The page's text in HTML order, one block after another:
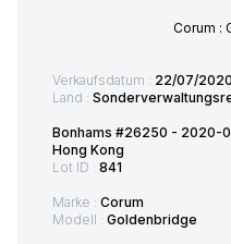
Corum :
Verkaufsdatum : 22/07/2020
Land :
Bonhams #26250 - 2020-
Hong Kong
Lot ID : 841
Marke : Corum
Modell : Goldenbridge